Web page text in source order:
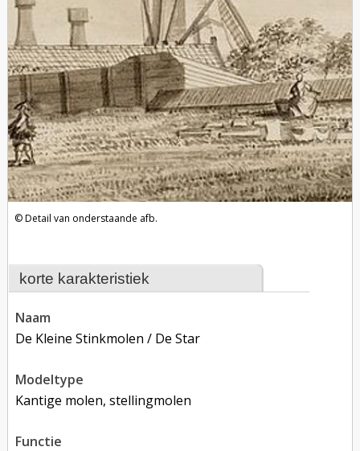
korte karakteristiek
naam
De Kleine Stinkmolen / De Star
modeltype
Kantige molen, stellingmolen
functie
Detail van onderstaande afb.